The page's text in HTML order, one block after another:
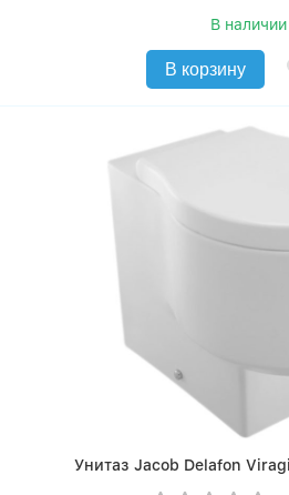
В наличии
В корзину
Унитаз Jacob Delafon